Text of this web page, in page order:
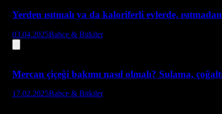
Yerden ısıtmalı ya da kaloriferli evlerde,
03.04.2025Bahçe & Bitkiler
Mercan çiçeği bakımı nasıl olmalı? Sulama,
17.02.2025Bahçe & Bitkiler